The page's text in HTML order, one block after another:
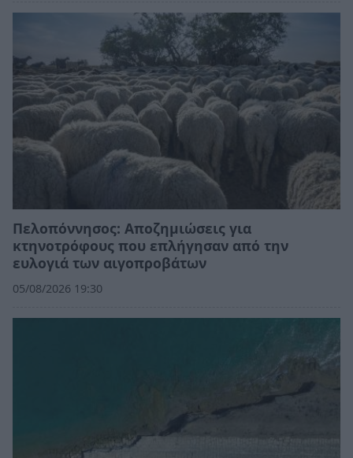
Πελοπόννησος: Αποζημιώσεις για
κτηνοτρόφους που επλήγησαν από την
ευλογιά των αιγοπροβάτων
05/08/2026 19:30